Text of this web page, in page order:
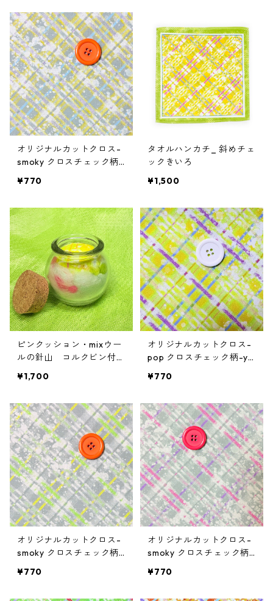
オリジナルカットクロス-
smoky クロスチェック柄-
¥770
タオルハンカチ_ 斜めチェ
ックきいろ
¥1,500
ピンクッション・mixウー
ルの針山 コルクビン付
¥1,700
オリジナルカットクロス-
pop クロスチェック柄-yel
¥770
オリジナルカットクロス-
smoky クロスチェック柄-
¥770
オリジナルカットクロス-
smoky クロスチェック柄-
¥770